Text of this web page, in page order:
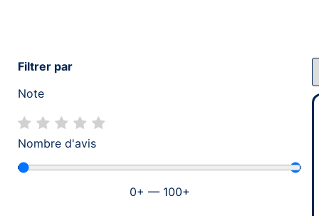
Filtrer par
Note
Nombre d'avis
0+ — 100+